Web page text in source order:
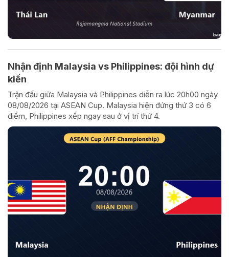
Nhận định Malaysia vs Philippines: đội hình dự
kiến
Trận đấu giữa Malaysia và Philippines diễn ra lúc 20h00 ngày
08/08/2026 tại ASEAN Cup. Malaysia hiện đứng thứ 3 có 6
điểm, Philippines xếp ngay sau ở vị trí thứ 4.